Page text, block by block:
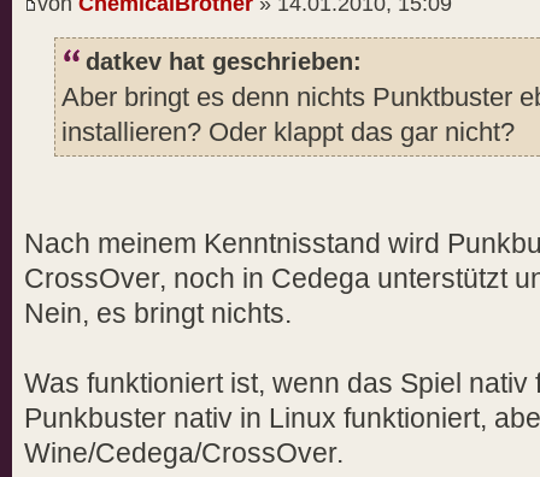
datkev hat geschrieben:
Aber bringt es denn nichts Punktbuster
installieren? Oder klappt das gar nicht?
Nach meinem Kenntnisstand wird
CrossOver, noch in Cedega unterstützt
Nein, es bringt nichts.
Was funktioniert ist, wenn das Spiel
Punkbuster nativ in Linux funktioniert,
Wine/Cedega/CrossOver.